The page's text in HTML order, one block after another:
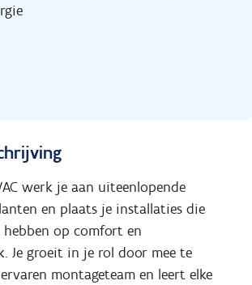
werk je aan uiteenlopende
en plaats je installaties die
op comfort en
Je groeit in je rol door mee te
montageteam en leert elke